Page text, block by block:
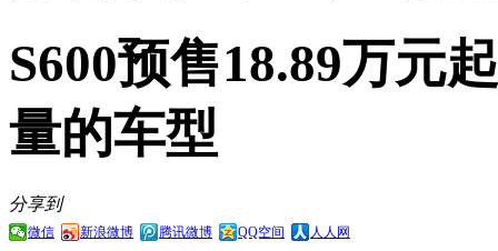
S600预售18.89万元
量的车型
分享到
微信 新浪微博 腾讯微博 QQ空间 人人网